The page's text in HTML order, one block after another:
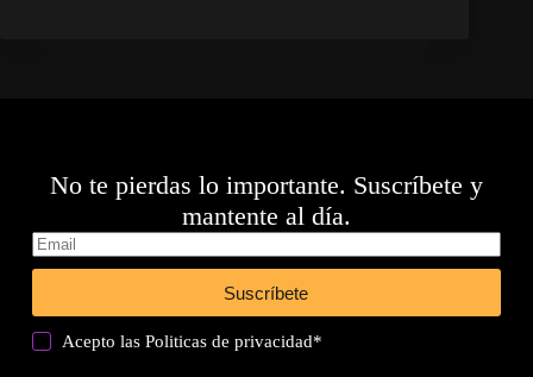
No te pierdas lo importante. Suscríbete y
mantente al día.
Suscríbete
Acepto lasPoliticas de privacidad*